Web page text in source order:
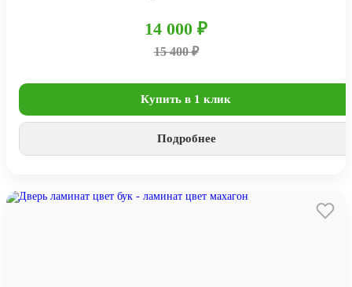
14 000 ₽
15 400 ₽
Купить в 1 клик
Подробнее